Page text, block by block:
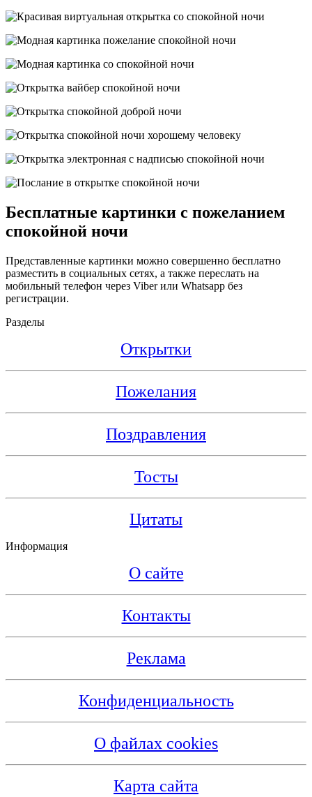
Бесплатные картинки с пожеланием
спокойной ночи
Представленные картинки можно совершенно бесплатно
разместить в социальных сетях, а также переслать на
мобильный телефон через Viber или Whatsapp без
регистрации.
Разделы
Открытки
Пожелания
Поздравления
Тосты
Цитаты
Информация
О сайте
Контакты
Реклама
Конфиденциальность
О файлах cookies
Карта сайта